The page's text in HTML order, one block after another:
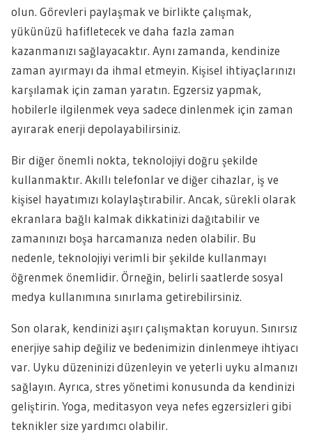
olun. Görevleri paylaşmak ve birlikte çalışmak,
yükünüzü hafifletecek ve daha fazla zaman
kazanmanızı sağlayacaktır. Aynı zamanda, kendinize
zaman ayırmayı da ihmal etmeyin. Kişisel ihtiyaçlarınızı
karşılamak için zaman yaratın. Egzersiz yapmak,
hobilerle ilgilenmek veya sadece dinlenmek için zaman
ayırarak enerji depolayabilirsiniz.
Bir diğer önemli nokta, teknolojiyi doğru şekilde
kullanmaktır. Akıllı telefonlar ve diğer cihazlar, iş ve
kişisel hayatımızı kolaylaştırabilir. Ancak, sürekli olarak
ekranlara bağlı kalmak dikkatinizi dağıtabilir ve
zamanınızı boşa harcamanıza neden olabilir. Bu
nedenle, teknolojiyi verimli bir şekilde kullanmayı
öğrenmek önemlidir. Örneğin, belirli saatlerde sosyal
medya kullanımına sınırlama getirebilirsiniz.
Son olarak, kendinizi aşırı çalışmaktan koruyun. Sınırsız
enerjiye sahip değiliz ve bedenimizin dinlenmeye ihtiyacı
var. Uyku düzeninizi düzenleyin ve yeterli uyku almanızı
sağlayın. Ayrıca, stres yönetimi konusunda da kendinizi
geliştirin. Yoga, meditasyon veya nefes egzersizleri gibi
teknikler size yardımcı olabilir.